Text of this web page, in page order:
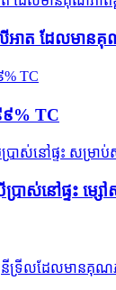
ាត ដែលមានគុ
% TC
ប្រាស់នៅផ្ទះ ម្ស